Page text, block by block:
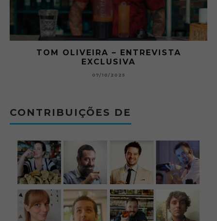
TOM OLIVEIRA – ENTREVISTA
EXCLUSIVA
07/10/2025
CONTRIBUIÇÕES DE